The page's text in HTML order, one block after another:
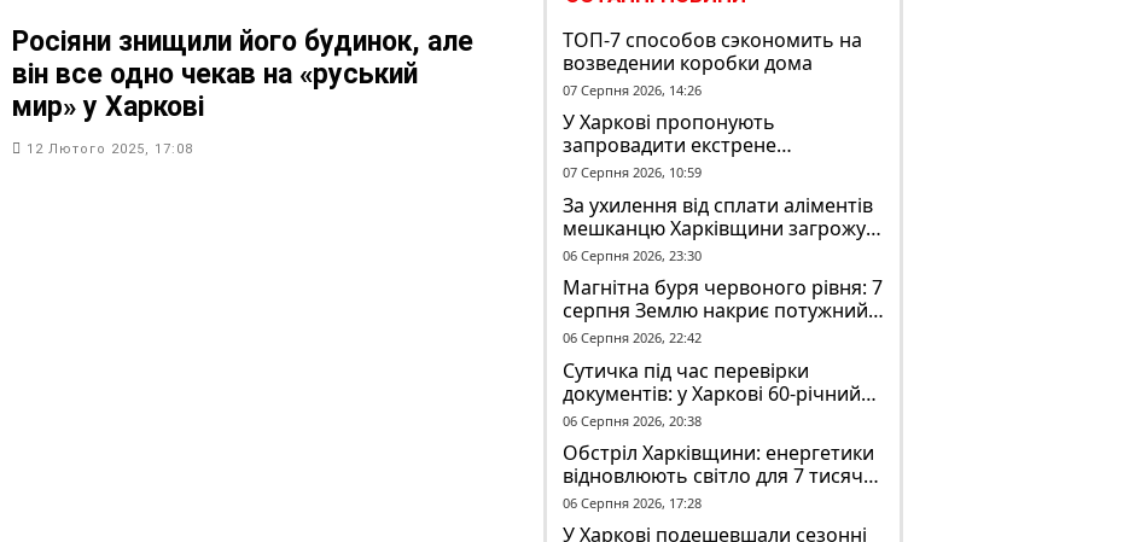
Росіяни знищили його будинок, але
він все одно чекав на «руський
мир» у Харкові
12 Лютого 2025, 17:08
ТОП-7 способов сэкономить на
возведении коробки дома
07 Серпня 2026, 14:26
У Харкові пропонують
запровадити екстрене
оповіщення в трамваях і
07 Серпня 2026, 10:59
За ухилення від сплати аліментів
мешканцю Харківщини загрожує
до 2 років обмеження волі
06 Серпня 2026, 23:30
Магнітна буря червоного рівня: 7
серпня Землю накриє потужний
геомагнітний шторм
06 Серпня 2026, 22:42
Сутичка під час перевірки
документів: у Харкові 60-річний
чоловік постраждав у конфлікті з
ТЦК
06 Серпня 2026, 20:38
Обстріл Харківщини: енергетики
відновлюють світло для 7 тисяч
споживачів
06 Серпня 2026, 17:28
У Харкові подешевшали сезонні